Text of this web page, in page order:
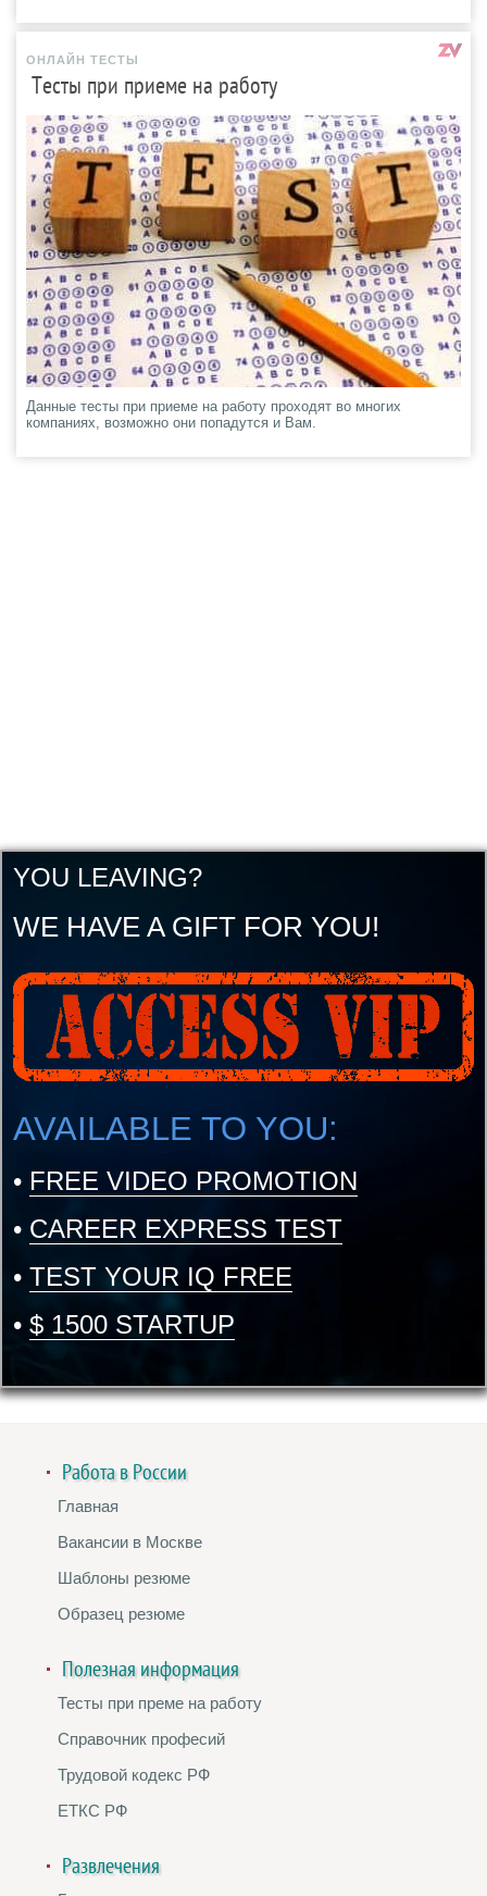
ОНЛАЙН ТЕСТЫ
Тесты при приеме на работу
Данные тесты при приеме на работу проходят во многих
компаниях, возможно они попадутся и Вам.
YOU LEAVING?
WE HAVE A GIFT FOR YOU!
AVAILABLE TO YOU:
• FREE VIDEO PROMOTION
• CAREER EXPRESS TEST
• TEST YOUR IQ FREE
• $ 1500 STARTUP
Работа в России
Главная
Вакансии в Москве
Шаблоны резюме
Образец резюме
Полезная информация
Тесты при преме на работу
Справочник професий
Трудовой кодекс РФ
ЕТКС РФ
Развлечения